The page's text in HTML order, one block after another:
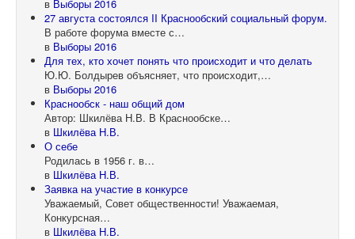
в Выборы 2016
27 августа состоялся II Краснообский социальный форум.
В работе форума вместе с…
в Выборы 2016
Для тех, кто хочет понять что происходит и что делать
Ю.Ю. Болдырев объясняет, что происходит,…
в Выборы 2016
Краснообск - наш общий дом
Автор: Шкилёва Н.В. В Краснообске…
в Шкилёва Н.В.
О себе
Родилась в 1956 г. в…
в Шкилёва Н.В.
Заявка на участие в конкурсе
Уважаемый, Совет общественности! Уважаемая,
Конкурсная…
в Шкилёва Н.В.